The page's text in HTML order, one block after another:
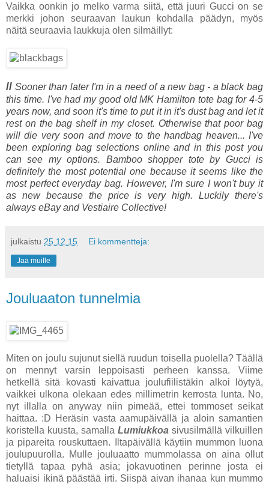
Vaikka oonkin jo melko varma siitä, että juuri Gucci on se
merkki johon seuraavan laukun kohdalla päädyn, myös
näitä seuraavia laukkuja olen silmäillyt:
// Sooner than later I'm in a need of a new bag - a black bag
this time. I've had my good old MK Hamilton tote bag for 4-5
years now, and soon it's time to put it in it's dust bag and let it
rest on the bag shelf in my closet. Otherwise that poor bag
will die very soon and move to the handbag heaven... I've
been exploring bag selections online and in this post you
can see my options. Bamboo shopper tote by Gucci is
definitely the most potential one because it seems like the
most perfect everyday bag. However, I'm sure I won't buy it
as new because the price is very high. Luckily there's
always eBay and Vestiaire Collective!
julkaistu 25.12.15 Ei kommentteja:
Jaa muille
Jouluaaton tunnelmia
Miten on joulu sujunut siellä ruudun toisella puolella? Täällä
on mennyt varsin leppoisasti perheen kanssa. Viime
hetkellä sitä kovasti kaivattua joulufiilistäkin alkoi löytyä,
vaikkei ulkona olekaan edes millimetrin kerrosta lunta. No,
nyt illalla on anyway niin pimeää, ettei tommoset seikat
haittaa. :D Heräsin vasta aamupäivällä ja aloin samantien
koristella kuusta, samalla Lumiukkoa sivusilmällä vilkuillen
ja pipareita rouskuttaen. Iltapäivällä käytiin mummon luona
joulupuurolla. Mulle jouluaatto mummolassa on aina ollut
tietyllä tapaa pyhä asia; jokavuotinen perinne josta ei
haluaisi ikinä päästää irti. Siispä aivan ihanaa kun mummo